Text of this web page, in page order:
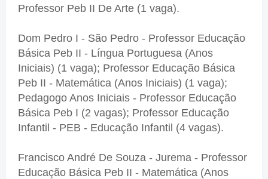
Professor Peb II De Arte (1 vaga).
Dom Pedro I - São Pedro - Professor Educação
Básica Peb II - Língua Portuguesa (Anos
Iniciais) (1 vaga); Professor Educação Básica
Peb II - Matemática (Anos Iniciais) (1 vaga);
Pedagogo Anos Iniciais - Professor Educação
Básica Peb I (2 vagas); Professor Educação
Infantil - PEB - Educação Infantil (4 vagas).
Francisco André De Souza - Jurema - Professor
Educação Básica Peb II - Matemática (Anos